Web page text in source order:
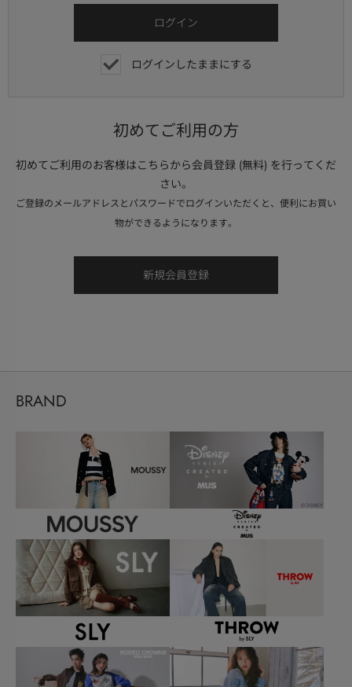
ログインしたままにする
初めてご利用の方
初めてご利用のお客様はこちらから会員登録 (無料) を行ってくだ
さい。
ご登録のメールアドレスとパスワードでログインいただくと、便利にお買い
物ができるようになります。
BRAND